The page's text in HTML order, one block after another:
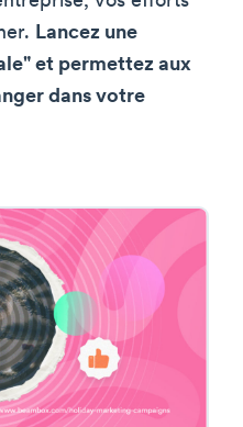
Lancez une
et permettez aux
dans votre